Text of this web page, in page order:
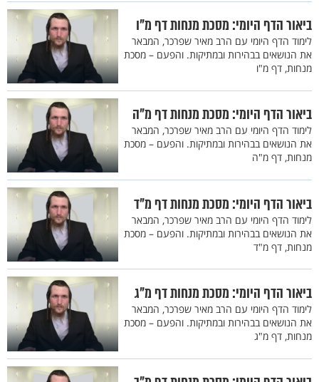
ביאור הדף היומי: מסכת מנחות דף מ"ו
לימוד הדף היומי עם הרב מאיר שפרכר, המבאר
את הנושאים בבהירות ובמתיקות. והפעם – מסכת
מנחות, דף מ"ו
ביאור הדף היומי: מסכת מנחות דף מ"ה
לימוד הדף היומי עם הרב מאיר שפרכר, המבאר
את הנושאים בבהירות ובמתיקות. והפעם – מסכת
מנחות, דף מ"ה
ביאור הדף היומי: מסכת מנחות דף מ"ד
לימוד הדף היומי עם הרב מאיר שפרכר, המבאר
את הנושאים בבהירות ובמתיקות. והפעם – מסכת
מנחות, דף מ"ד
ביאור הדף היומי: מסכת מנחות דף מ"ג
לימוד הדף היומי עם הרב מאיר שפרכר, המבאר
את הנושאים בבהירות ובמתיקות. והפעם – מסכת
מנחות, דף מ"ג